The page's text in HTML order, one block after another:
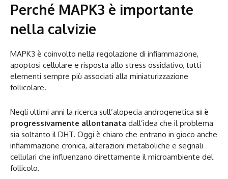
Perché MAPK3 è importante
nella calvizie
MAPK3 è coinvolto nella regolazione di infiammazione,
apoptosi cellulare e risposta allo stress ossidativo, tutti
elementi sempre più associati alla miniaturizzazione
follicolare.
Negli ultimi anni la ricerca sull’alopecia androgenetica si è
progressivamente allontanata dall’idea che il problema
sia soltanto il DHT. Oggi è chiaro che entrano in gioco anche
infiammazione cronica, alterazioni metaboliche e segnali
cellulari che influenzano direttamente il microambiente del
follicolo.